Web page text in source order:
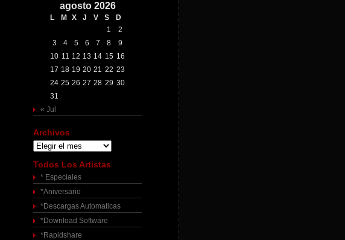
agosto 2026
L M X J V S
D
1
2
3
4 5 6 7 8
9
10 11 12 13 14 15 16
17 18 19 20 21 22 23
24 25 26 27 28 29 30
31
« Jul
Archivos
Archivos
Todos Los Artistas
* Especiales
*Aniversario
*Descargas Automaticas
*Download Software
*Rapidshare